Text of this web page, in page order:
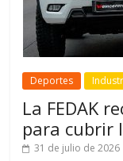
Deportes
La FEDAK
para cubrir
31 de julio de 2026